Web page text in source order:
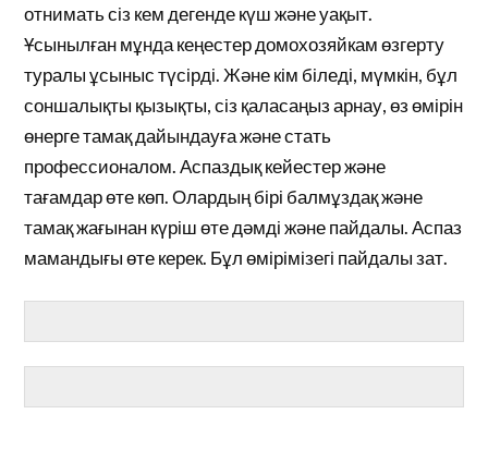
отнимать сіз кем дегенде күш және уақыт.
Ұсынылған мұнда кеңестер домохозяйкам өзгерту
туралы ұсыныс түсірді. Және кім біледі, мүмкін, бұл
соншалықты қызықты, сіз қаласаңыз арнау, өз өмірін
өнерге тамақ дайындауға және стать
профессионалом. Аспаздық кейестер және
тағамдар өте көп. Олардың бірі балмұздақ және
тамақ жағынан күріш өте дәмді және пайдалы. Аспаз
мамандығы өте керек. Бұл өмірімізегі пайдалы зат.